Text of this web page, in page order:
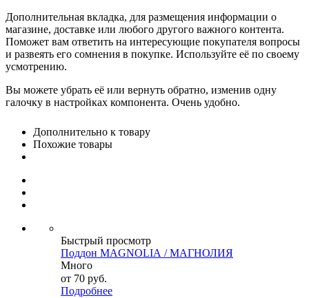
Дополнительная вкладка, для размещения информации о
магазине, доставке или любого другого важного контента.
Поможет вам ответить на интересующие покупателя вопросы
и развеять его сомнения в покупке. Используйте её по своему
усмотрению.
Вы можете убрать её или вернуть обратно, изменив одну
галочку в настройках компонента. Очень удобно.
Дополнительно к товару
Похожие товары
Быстрый просмотр
Поддон MAGNOLIА / МАГНОЛИЯ
Много
от 70 руб.
Подробнее